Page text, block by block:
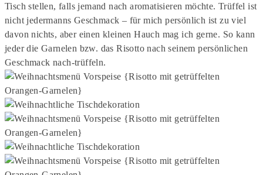
Tisch stellen, falls jemand nach aromatisieren möchte. Trüffel ist
nicht jedermanns Geschmack – für mich persönlich ist zu viel
davon nichts, aber einen kleinen Hauch mag ich gerne. So kann
jeder die Garnelen bzw. das Risotto nach seinem persönlichen
Geschmack nach-trüffeln.